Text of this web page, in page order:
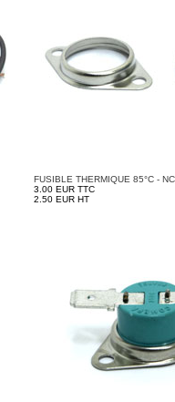
FUSIBLE THERMIQUE 85°C - NC
3.00 EUR TTC
2.50 EUR HT